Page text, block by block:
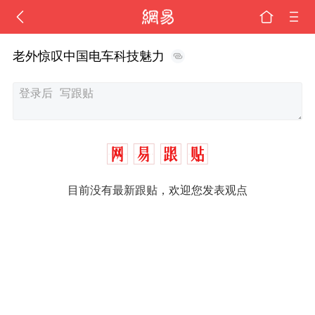
老外惊叹中国电车科技魅力
目前没有最新跟贴，欢迎您发表观点